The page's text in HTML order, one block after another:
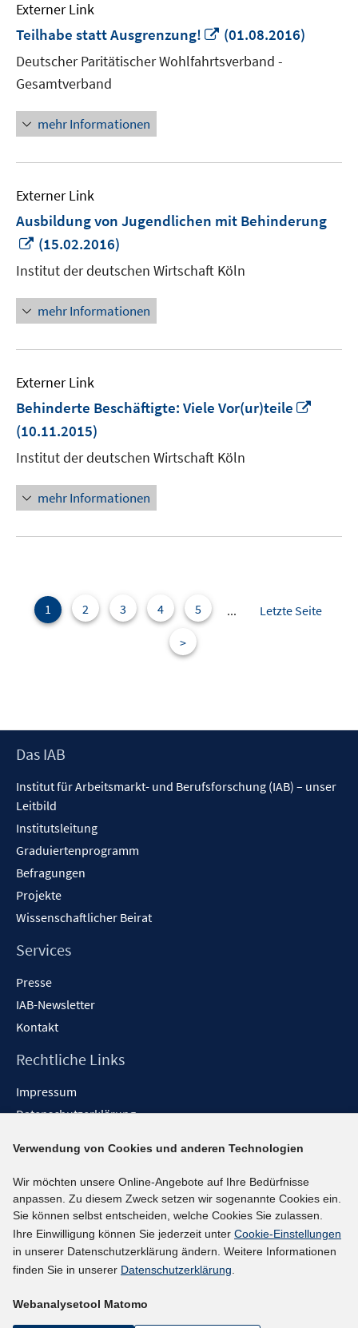
Externer Link
Teilhabe statt Ausgrenzung!
In
neuem
Fenster
(01.08.2016)
Deutscher Paritätischer Wohlfahrtsverband -
Gesamtverband
mehr Informationen
Externer Link
Ausbildung von Jugendlichen mit Behinderung
In
neuem
Fenster
öffnen
(15.02.2016)
Institut der deutschen Wirtschaft Köln
mehr Informationen
Externer Link
Behinderte Beschäftigte: Viele Vor(ur)teile
(10.11.2015)
Institut der deutschen Wirtschaft Köln
mehr Informationen
1 2 3 4 5 ...
Letzte Seite
>
Footer
Das IAB
Institut für Arbeitsmarkt- und Berufsforschung (IAB) – unser
Leitbild
Institutsleitung
Graduiertenprogramm
Befragungen
Projekte
Wissenschaftlicher Beirat
Services
Presse
IAB-Newsletter
Kontakt
Rechtliche Links
Impressum
Datenschutzerklärung
Barrieren melden
Social-Media-Kanäle
BlueSky
YouTube
LinkedIn
kununu
Verwendung von Cookies und anderen Technologien
Wir möchten unsere Online-Angebote auf Ihre Bedürfnisse
anpassen. Zu diesem Zweck setzen wir sogenannte Cookies ein.
Sie können selbst entscheiden, welche Cookies Sie zulassen.
Ihre Einwilligung können Sie jederzeit unter Cookie-Einstellungen
in unserer Datenschutzerklärung ändern. Weitere Informationen
finden Sie in unserer Datenschutzerklärung.
Webanalysetool Matomo